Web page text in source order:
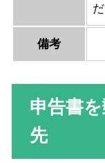
備考
申告書
先